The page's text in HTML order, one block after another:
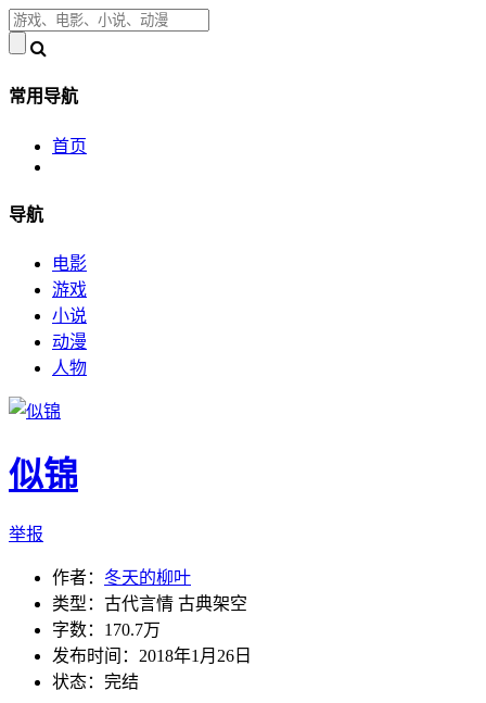
常用导航
首页
导航
电影
游戏
小说
动漫
人物
似锦
举报
作者： 冬天的柳叶
类型：古代言情 古典架空
字数：170.7万
发布时间：2018年1月26日
状态：完结